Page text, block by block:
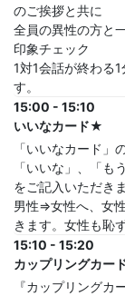
のご挨拶と共に
全員の異性の方と
印象チェック
1対1会話が終わる
す。
15:00 - 15:10
いいなカード★
「いいなカード」
「いいな」、「も
をご記入いただき
男性⇒女性へ、女
きます。女性も恥
15:10 - 15:20
カップリングカー
『カップリングカ